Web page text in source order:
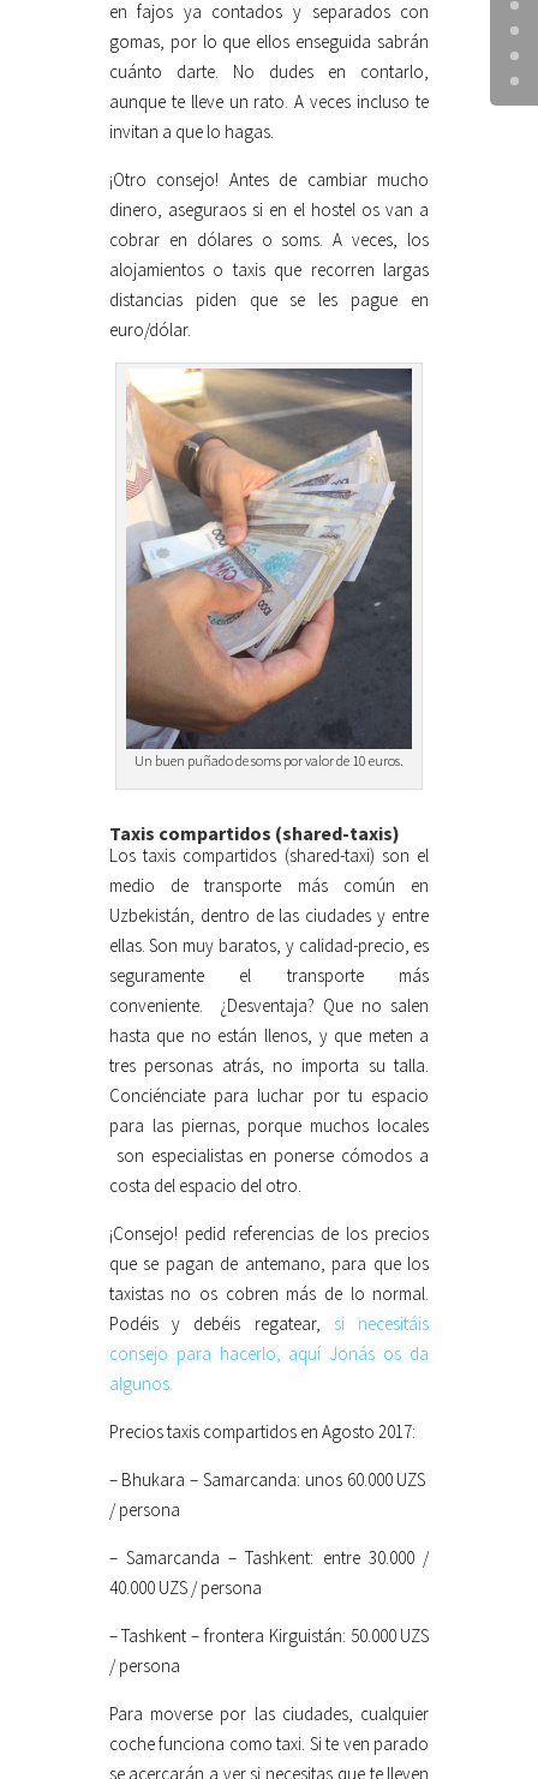
en fajos ya contados y separados con
gomas, por lo que ellos enseguida sabrán
cuánto darte. No dudes en contarlo,
aunque te lleve un rato. A veces incluso te
invitan a que lo hagas.
¡Otro consejo! Antes de cambiar mucho
dinero, aseguraos si en el hostel os van a
cobrar en dólares o soms. A veces, los
alojamientos o taxis que recorren largas
distancias piden que se les pague en
euro/dólar.
Un buen puñado de soms por valor de 10 euros.
Taxis compartidos (shared-taxis)
Los taxis compartidos (shared-taxi) son el
medio de transporte más común en
Uzbekistán, dentro de las ciudades y entre
ellas. Son muy baratos, y calidad-precio, es
seguramente el transporte más
conveniente. ¿Desventaja? Que no salen
hasta que no están llenos, y que meten a
tres personas atrás, no importa su talla.
Conciénciate para luchar por tu espacio
para las piernas, porque muchos locales
son especialistas en ponerse cómodos a
costa del espacio del otro.
¡Consejo! pedid referencias de los precios
que se pagan de antemano, para que los
taxistas no os cobren más de lo normal.
Podéis y debéis regatear, si necesitáis
consejo para hacerlo, aquí Jonás os da
algunos.
Precios taxis compartidos en Agosto 2017:
– Bhukara – Samarcanda: unos 60.000 UZS
/ persona
– Samarcanda – Tashkent: entre 30.000 /
40.000 UZS / persona
– Tashkent – frontera Kirguistán: 50.000 UZS
/ persona
Para moverse por las ciudades, cualquier
coche funciona como taxi. Si te ven parado
se acercarán a ver si necesitas que te lleven